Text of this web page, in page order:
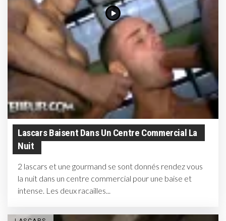
Lascars Baisent Dans Un Centre Commercial La
Nuit
2 lascars et une gourmand se sont donnés rendez vous
la nuit dans un centre commercial pour une baise et
intense. Les deux racailles...